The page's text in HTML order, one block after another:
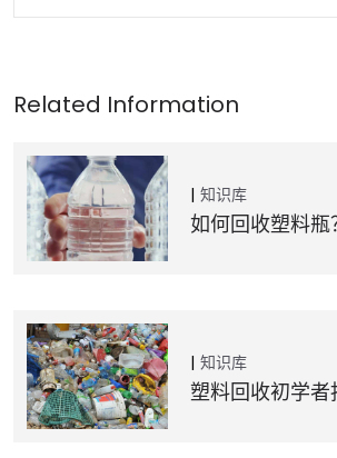
知识库
如何回收塑料瓶
知识库
塑料回收初学者